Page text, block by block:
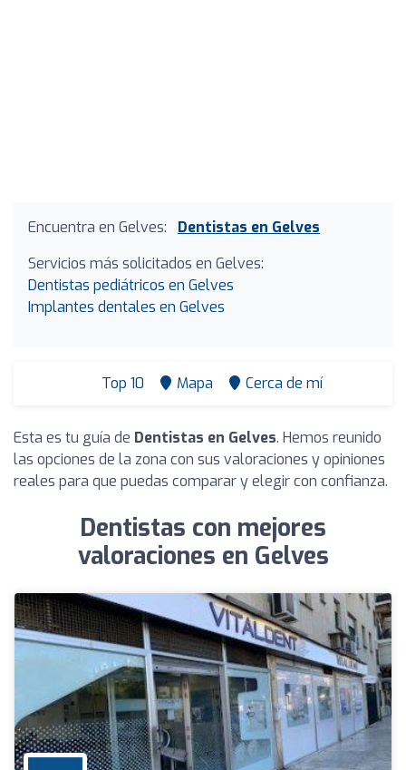
Encuentra en Gelves:
Dentistas en Gelves
Servicios más solicitados en Gelves:
Dentistas pediátricos en Gelves
Implantes dentales en Gelves
Top 10 Mapa Cerca de mí
Esta es tu guía de Dentistas en Gelves. Hemos reunido
las opciones de la zona con sus valoraciones y opiniones
reales para que puedas comparar y elegir con confianza.
Dentistas con mejores
valoraciones en Gelves